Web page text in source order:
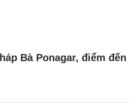
Bà Ponagar, điểm đến